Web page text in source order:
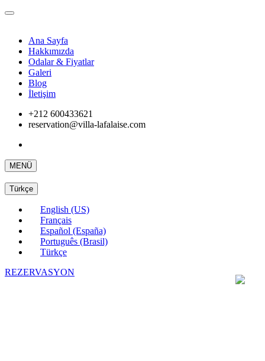
Ana Sayfa
Hakkımızda
Odalar & Fiyatlar
Galeri
Blog
İletişim
+212 600433621
reservation@villa-lafalaise.com
MENÜ
Türkçe
English (US)
Français
Español (España)
Português (Brasil)
Türkçe
REZERVASYON